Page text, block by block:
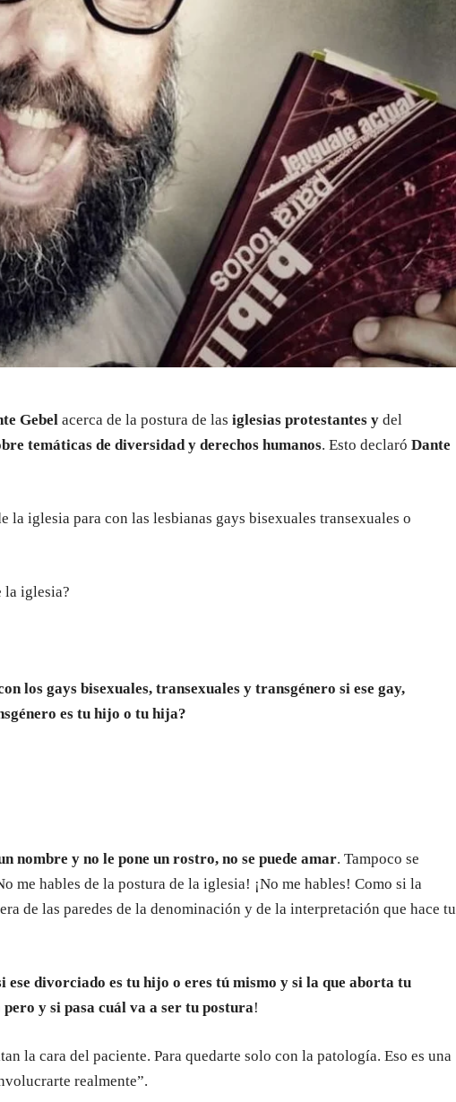
Gebel acerca de la postura de las iglesias protestantes y del
temáticas de diversidad y derechos humanos. Esto declaró Dante
la iglesia para con las lesbianas gays bisexuales transexuales o
la iglesia?
los gays bisexuales, transexuales y transgénero si ese gay,
es tu hijo o tu hija?
nombre y no le pone un rostro, no se puede amar. Tampoco se
me hables de la postura de la iglesia! ¡No me hables! Como si la
de las paredes de la denominación y de la interpretación que hace tu
ese divorciado es tu hijo o eres tú mismo y si la que aborta tu
pero y si pasa cuál va a ser tu postura!
la cara del paciente. Para quedarte solo con la patología. Eso es una
realmente”.